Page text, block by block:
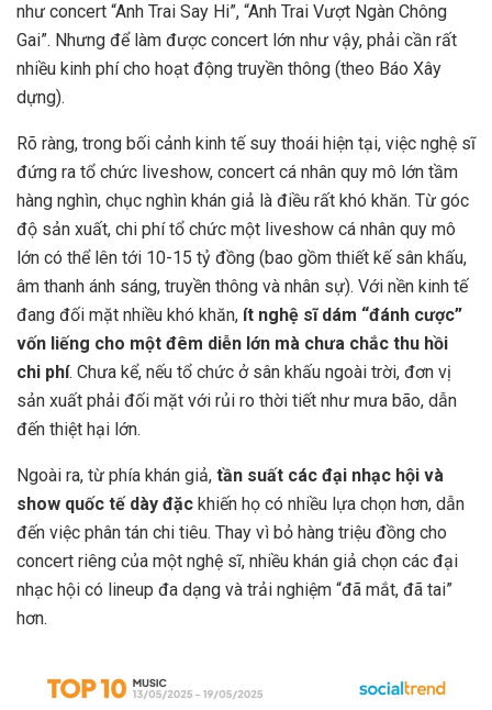
như concert “Anh Trai Say Hi”, “Anh Trai Vượt Ngàn Chông
Gai”. Nhưng để làm được concert lớn như vậy, phải cần rất
nhiều kinh phí cho hoạt động truyền thông (theo Báo Xây
dựng).
Rõ ràng, trong bối cảnh kinh tế suy thoái hiện tại, việc nghệ sĩ
đứng ra tổ chức liveshow, concert cá nhân quy mô lớn tầm
hàng nghìn, chục nghìn khán giả là điều rất khó khăn. Từ góc
độ sản xuất, chi phí tổ chức một liveshow cá nhân quy mô
lớn có thể lên tới 10-15 tỷ đồng (bao gồm thiết kế sân khấu,
âm thanh ánh sáng, truyền thông và nhân sự). Với nền kinh tế
đang đối mặt nhiều khó khăn, ít nghệ sĩ dám “đánh cược”
vốn liếng cho một đêm diễn lớn mà chưa chắc thu hồi
chi phí. Chưa kể, nếu tổ chức ở sân khấu ngoài trời, đơn vị
sản xuất phải đối mặt với rủi ro thời tiết như mưa bão, dẫn
đến thiệt hại lớn.
Ngoài ra, từ phía khán giả, tần suất các đại nhạc hội và
show quốc tế dày đặc khiến họ có nhiều lựa chọn hơn, dẫn
đến việc phân tán chi tiêu. Thay vì bỏ hàng triệu đồng cho
concert riêng của một nghệ sĩ, nhiều khán giả chọn các đại
nhạc hội có lineup đa dạng và trải nghiệm “đã mắt, đã tai”
hơn.